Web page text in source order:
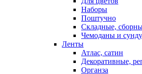
Наборы
Поштучно
Складные,
Чемоданы и
Ленты
Атлас, сатин
Декоративные,
Органза